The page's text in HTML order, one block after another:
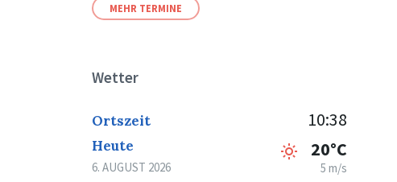
MEHR TERMINE
Wetter
Ortszeit 10:38
Heute
6. AUGUST 2026
20°C
5 m/s